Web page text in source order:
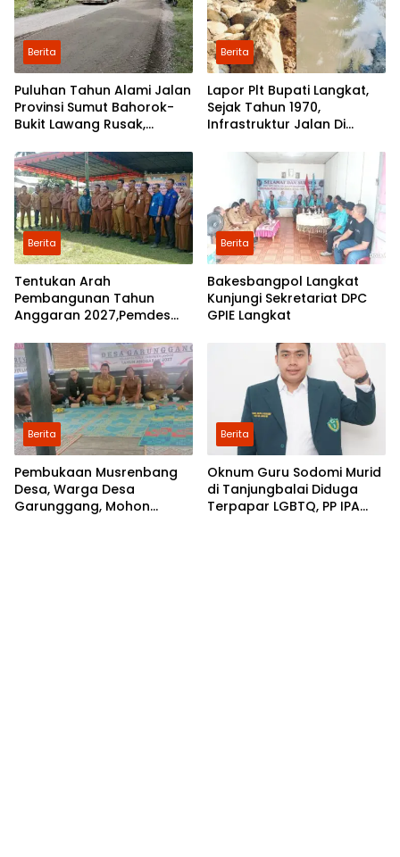
Berita
Puluhan Tahun Alami Jalan
Provinsi Sumut Bahorok-
Bukit Lawang Rusak,
Perbaikan
Berita
Lapor Plt Bupati Langkat,
Sejak Tahun 1970,
Infrastruktur Jalan Di
Diperhatikan Pemerintah
Kabupaten Langkat
Berita
Tentukan Arah
Pembangunan Tahun
Anggaran 2027,Pemdes
Musrenbang
Berita
Bakesbangpol Langkat
Kunjungi Sekretariat DPC
GPIE Langkat
Berita
Pembukaan Musrenbang
Desa, Warga Desa
Garunggang, Mohon
Berita
Oknum Guru Sodomi Murid
di Tanjungbalai Diduga
Terpapar LGBTQ, PP IPA